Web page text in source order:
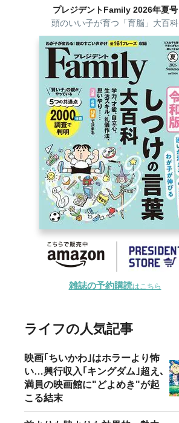
プレジデントFamily 2026年夏号
頭のいい子が育つ「育脳」大百科
雑誌の予約購読はこちら
ライフの人気記事
映画｢ちいかわ｣はホラーより怖
い…興行収入｢キングダム｣超え､
満員の映画館に"どよめき"が起
こる結末